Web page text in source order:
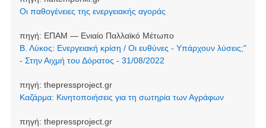
Οι παθογένειες της ενεργειακής αγοράς
πηγή: ΕΠΑΜ — Ενιαίο Παλλαϊκό Μέτωπο
Β. Λύκος: Ενεργειακή κρίση / Οι ευθύνες - Υπάρχουν λύσεις;"
- Στην Αιχμή του Δόρατος - 31/08/2022
πηγή: thepressproject.gr
Καζάρμα: Κινητοποιήσεις για τη σωτηρία των Αγράφων
πηγή: thepressproject.gr